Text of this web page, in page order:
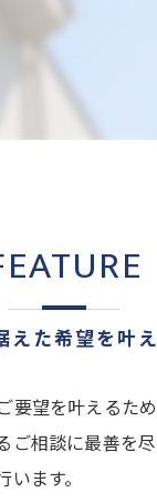
えた希望を叶
望を叶えるた
相談に最善を
ます。